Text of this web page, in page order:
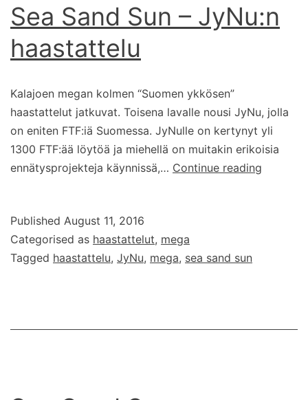
Sea Sand Sun – JyNu:n
haastattelu
Kalajoen megan kolmen “Suomen ykkösen”
haastattelut jatkuvat. Toisena lavalle nousi JyNu, jolla
on eniten FTF:iä Suomessa. JyNulle on kertynyt yli
1300 FTF:ää löytöä ja miehellä on muitakin erikoisia
ennätysprojekteja käynnissä,… Continue reading
Published August 11, 2016
Categorised as haastattelut, mega
Tagged haastattelu, JyNu, mega, sea sand sun